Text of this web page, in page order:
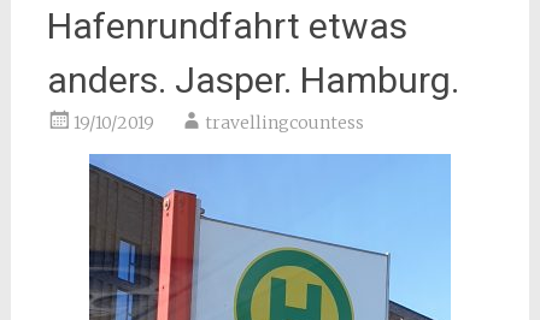
Hafenrundfahrt etwas
anders. Jasper. Hamburg.
19/10/2019 travellingcountess